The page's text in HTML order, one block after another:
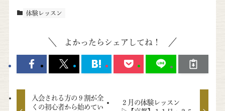
体験レッスン
よかったらシェアしてね！
入会される方の９割が全
くの初心者から始めてい
２月の体験レッスン